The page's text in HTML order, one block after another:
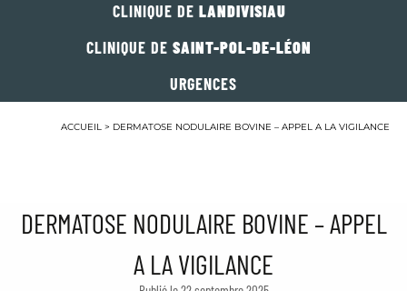
CLINIQUE DE LANDIVISIAU
CLINIQUE DE SAINT-POL-DE-LÉON
URGENCES
ACCUEIL > DERMATOSE NODULAIRE BOVINE – APPEL A LA VIGILANCE
DERMATOSE NODULAIRE BOVINE – APPEL
A LA VIGILANCE